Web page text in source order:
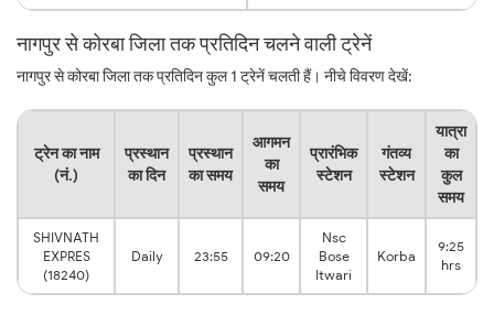
नागपुर से कोरबा जिला तक प्रतिदिन चलने वाली ट्रेनें
नागपुर से कोरबा जिला तक प्रतिदिन कुल 1 ट्रेनें चलती हैं। नीचे विवरण देखें:
ट्रेन का नाम
(नं.)
प्रस्थान
का दिन
प्रस्थान
का समय
आगमन
का
समय
प्रारंभिक
स्टेशन
गंतव्य
स्टेशन
यात्रा
का
कुल
समय
SHIVNATH
EXPRES
(18240)
Daily 23:55 09:20
Nsc
Bose
Itwari
Korba
9:25
hrs